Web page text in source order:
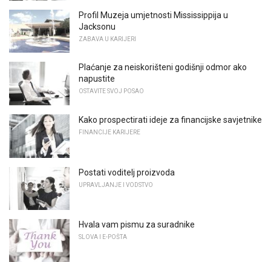
Profil Muzeja umjetnosti Mississippija u
Jacksonu
ZABAVA U KARIJERI
Plaćanje za neiskorišteni godišnji odmor ako
napustite
OSTAVITE SVOJ POSAO
Kako prospectirati ideje za financijske savjetnike
FINANCIJE KARIJERE
Postati voditelj proizvoda
UPRAVLJANJE I VODSTVO
Hvala vam pismu za suradnike
SLOVA I E-POŠTA